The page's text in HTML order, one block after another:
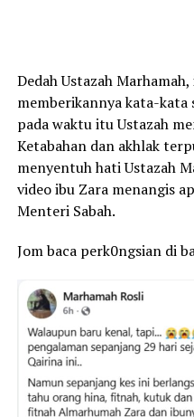
Dedah Ustazah
memberikannya kata-kata
pada waktu itu Ustazah
Ketabahan dan akhlak
menyentuh hati Ustazah
video ibu Zara menangis
Menteri Sabah.
Jom baca perk0ngsian di